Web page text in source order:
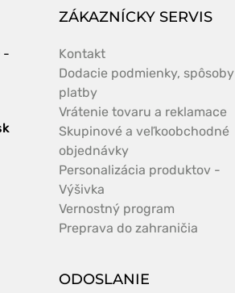
-
ZÁKAZNÍCKY SERVIS
Kontakt
Dodacie podmienky, spôsoby
platby
Vrátenie tovaru a reklamace
Skupinové a veľkoobchodné
objednávky
Personalizácia produktov -
Výšivka
Vernostný program
Preprava do zahraničia
ODOSLANIE